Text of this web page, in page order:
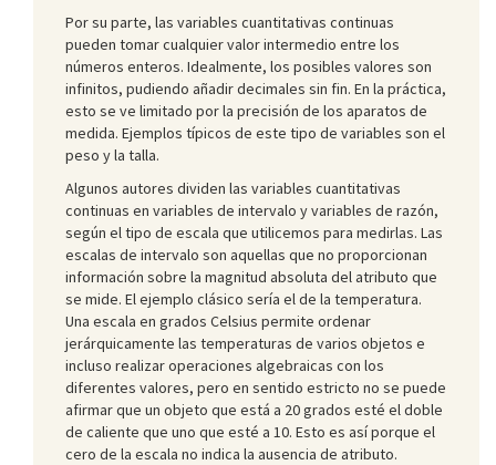
Por su parte, las variables cuantitativas continuas
pueden tomar cualquier valor intermedio entre los
números enteros. Idealmente, los posibles valores son
infinitos, pudiendo añadir decimales sin fin. En la práctica,
esto se ve limitado por la precisión de los aparatos de
medida. Ejemplos típicos de este tipo de variables son el
peso y la talla.
Algunos autores dividen las variables cuantitativas
continuas en variables de intervalo y variables de razón,
según el tipo de escala que utilicemos para medirlas. Las
escalas de intervalo son aquellas que no proporcionan
información sobre la magnitud absoluta del atributo que
se mide. El ejemplo clásico sería el de la temperatura.
Una escala en grados Celsius permite ordenar
jerárquicamente las temperaturas de varios objetos e
incluso realizar operaciones algebraicas con los
diferentes valores, pero en sentido estricto no se puede
afirmar que un objeto que está a 20 grados esté el doble
de caliente que uno que esté a 10. Esto es así porque el
cero de la escala no indica la ausencia de atributo.